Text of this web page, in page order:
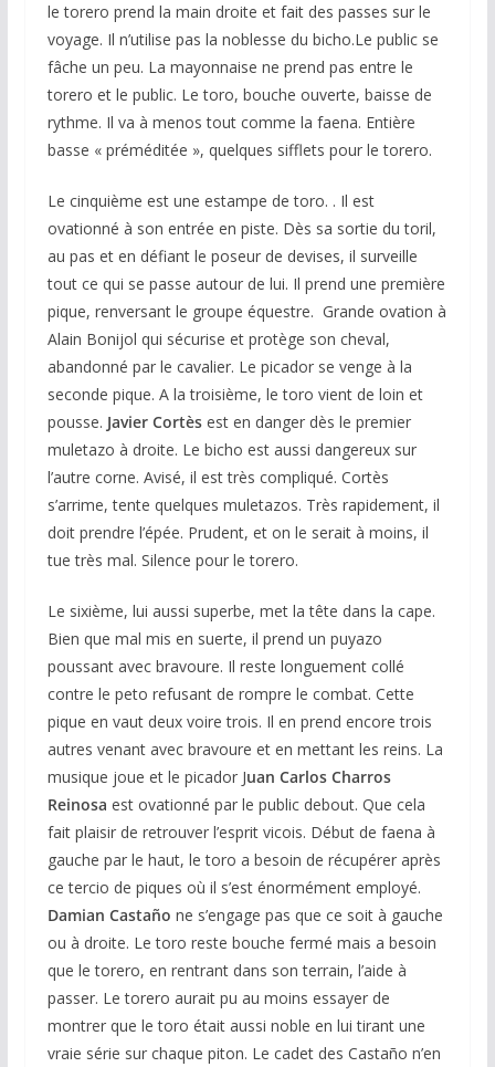
le torero prend la main droite et fait des passes sur le
voyage. Il n’utilise pas la noblesse du bicho.Le public se
fâche un peu. La mayonnaise ne prend pas entre le
torero et le public. Le toro, bouche ouverte, baisse de
rythme. Il va à menos tout comme la faena. Entière
basse « préméditée », quelques sifflets pour le torero.
Le cinquième est une estampe de toro. . Il est
ovationné à son entrée en piste. Dès sa sortie du toril,
au pas et en défiant le poseur de devises, il surveille
tout ce qui se passe autour de lui. Il prend une première
pique, renversant le groupe équestre. Grande ovation à
Alain Bonijol qui sécurise et protège son cheval,
abandonné par le cavalier. Le picador se venge à la
seconde pique. A la troisième, le toro vient de loin et
pousse. Javier Cortèsest en danger dès le premier
muletazo à droite. Le bicho est aussi dangereux sur
l’autre corne. Avisé, il est très compliqué. Cortès
s’arrime, tente quelques muletazos. Très rapidement, il
doit prendre l’épée. Prudent, et on le serait à moins, il
tue très mal. Silence pour le torero.
Le sixième, lui aussi superbe, met la tête dans la cape.
Bien que mal mis en suerte, il prend un puyazo
poussant avec bravoure. Il reste longuement collé
contre le peto refusant de rompre le combat. Cette
pique en vaut deux voire trois. Il en prend encore trois
autres venant avec bravoure et en mettant les reins. La
musique joue et le picador Juan Carlos Charros
Reinosa est ovationné par le public debout. Que cela
fait plaisir de retrouver l’esprit vicois. Début de faena à
gauche par le haut, le toro a besoin de récupérer après
ce tercio de piques où il s’est énormément employé.
Damian Castaño ne s’engage pas que ce soit à gauche
ou à droite. Le toro reste bouche fermé mais a besoin
que le torero, en rentrant dans son terrain, l’aide à
passer. Le torero aurait pu au moins essayer de
montrer que le toro était aussi noble en lui tirant une
vraie série sur chaque piton. Le cadet des Castaño n’en